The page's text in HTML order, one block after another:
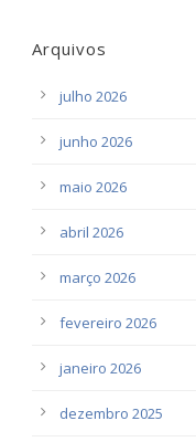
Arquivos
julho 2026
junho 2026
maio 2026
abril 2026
março 2026
fevereiro 2026
janeiro 2026
dezembro 2025